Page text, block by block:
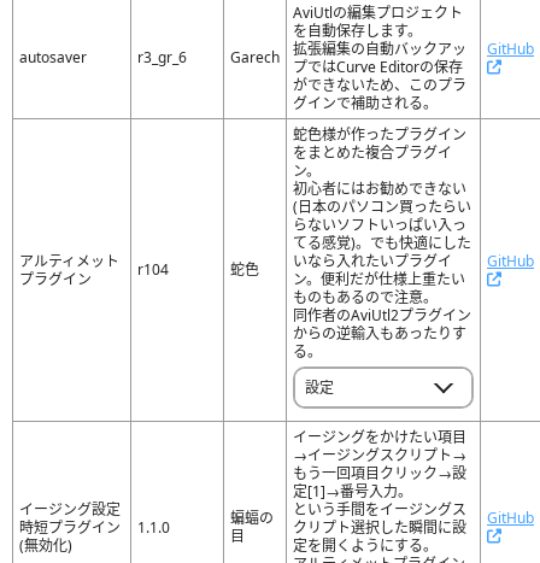
autosaver r3_gr_6 Garech
AviUtlの編集プロジェクト
を自動保存します。
拡張編集の自動バックアッ
プではCurve Editorの保存
ができないため、このプラ
グインで補助される。
GitHub
アルティメット
プラグイン
r104 蛇色
蛇色様が作ったプラグイン
をまとめた複合プラグイ
ン。
初心者にはお勧めできない
(日本のパソコン買ったらい
らないソフトいっぱい入っ
てる感覚)。でも快適にした
いなら入れたいプラグイ
ン。便利だが仕様上重たい
ものもあるので注意。
同作者のAviUtl2プラグイン
からの逆輸入もあったりす
る。
設定
GitHub
イージング設定
時短プラグイン
(無効化)
1.1.0
蝙蝠の
目
イージングをかけたい項目
→イージングスクリプト→
もう一回項目クリック→設
定[1]→番号入力。
という手間をイージングス
クリプト選択した瞬間に設
定を開くようにする。
GitHub